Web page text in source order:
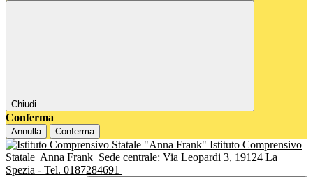
Chiudi
Conferma
Annulla Conferma
Istituto Comprensivo
Statale Anna Frank Sede centrale: Via Leopardi 3, 19124 La
Spezia - Tel. 0187284691